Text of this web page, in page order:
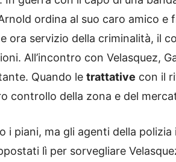
ordina al suo caro amico e
ora servizio della criminalità, il
All’incontro con Velasquez,
Quando le trattative con il
controllo della zona e del
i piani, ma gli agenti della
lì per sorvegliare